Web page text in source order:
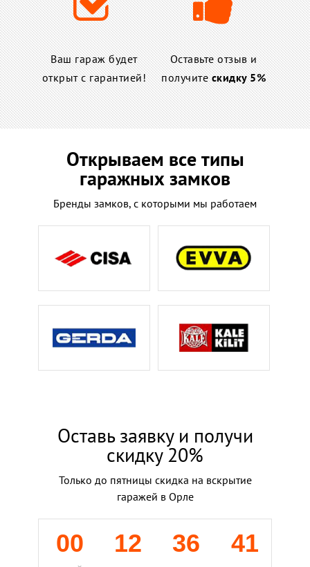
Ваш гараж будет
открыт с гарантией!
Оставьте отзыв и
получитескидку 5%
Открываем все типы
гаражных замков
Бренды замков, с которыми мы работаем
Оставь заявку и получи
скидку 20%
Только до пятницы скидка на вскрытие
гаражей в Орле
00 12 36 40